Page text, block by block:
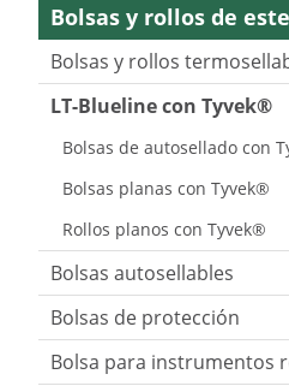
Bolsas y rollos de
Bolsas y rollos
LT-Blueline con Tyvek®
Bolsas de autosellado con
Bolsas planas con Tyvek®
Rollos planos con Tyvek®
Bolsas autosellables
Bolsas de protección
Bolsa para instrumentos